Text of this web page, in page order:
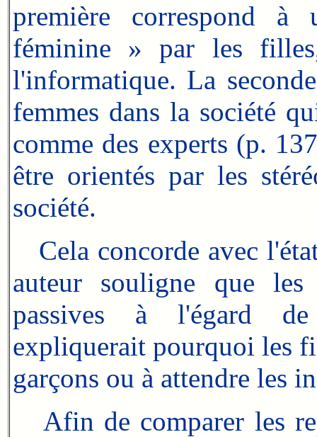
première correspond
féminine » par les
l'informatique. La
femmes dans la société
comme des experts (p.
être orientés par les
société.
Cela concorde avec
auteur souligne que les
passives à l'égard de
expliquerait pourquoi les
garçons ou à attendre les
Afin de comparer les